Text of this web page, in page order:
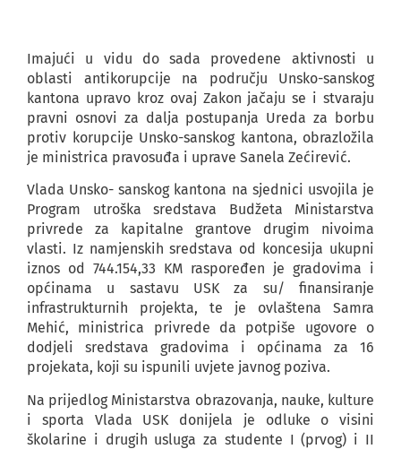
Imajući u vidu do sada provedene aktivnosti u
oblasti antikorupcije na području Unsko-sanskog
kantona upravo kroz ovaj Zakon jačaju se i stvaraju
pravni osnovi za dalja postupanja Ureda za borbu
protiv korupcije Unsko-sanskog kantona, obrazložila
je ministrica pravosuđa i uprave Sanela Zećirević.
Vlada Unsko- sanskog kantona na sjednici usvojila je
Program utroška sredstava Budžeta Ministarstva
privrede za kapitalne grantove drugim nivoima
vlasti. Iz namjenskih sredstava od koncesija ukupni
iznos od 744.154,33 KM raspoređen je gradovima i
općinama u sastavu USK za su/ finansiranje
infrastrukturnih projekta, te je ovlaštena Samra
Mehić, ministrica privrede da potpiše ugovore o
dodjeli sredstava gradovima i općinama za 16
projekata, koji su ispunili uvjete javnog poziva.
Na prijedlog Ministarstva obrazovanja, nauke, kulture
i sporta Vlada USK donijela je odluke o visini
školarine i drugih usluga za studente I (prvog) i II